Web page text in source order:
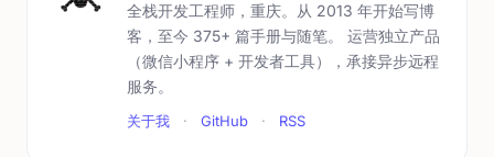
全栈开发工程师，重庆。从 2013 年开始写博
客，至今 375+ 篇手册与随笔。 运营独立产品
（微信小程序 + 开发者工具），承接异步远程
服务。
关于我 · GitHub · RSS